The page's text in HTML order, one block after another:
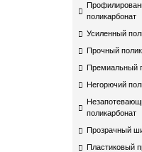
поликарбонат
Усиленный
Прочный
Премиальный
Негорючий
поликарбонат
Прозрачный
Пластиковый